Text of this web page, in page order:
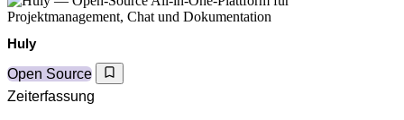
Huly
Open Source
Zeiterfassung